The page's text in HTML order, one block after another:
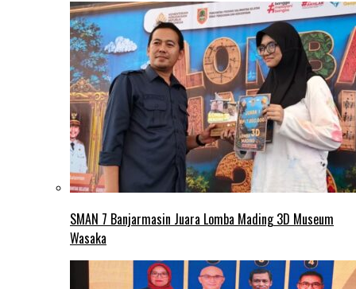
SMAN 7 Banjarmasin Juara Lomba Mading 3D Museum
Wasaka